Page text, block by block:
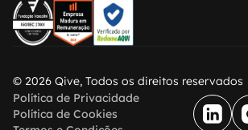
© 2026 Qive, Todos os direitos reservados
Política de Privacidade
Política de Cookies